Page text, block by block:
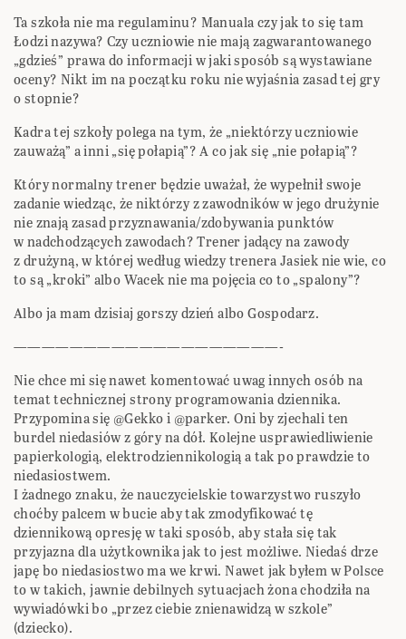
Ta szkoła nie ma regulaminu? Manuala czy jak to się tam
Łodzi nazywa? Czy uczniowie nie mają zagwarantowanego
„gdzieś” prawa do informacji w jaki sposób są wystawiane
oceny? Nikt im na początku roku nie wyjaśnia zasad tej gry
o stopnie?
Kadra tej szkoły polega na tym, że „niektórzy uczniowie
zauważą” a inni „się połapią”? A co jak się „nie połapią”?
Który normalny trener będzie uważał, że wypełnił swoje
zadanie wiedząc, że niktórzy z zawodników w jego drużynie
nie znają zasad przyznawania/zdobywania punktów
w nadchodzących zawodach? Trener jadący na zawody
z drużyną, w której według wiedzy trenera Jasiek nie wie, co
to są „kroki” albo Wacek nie ma pojęcia co to „spalony”?
Albo ja mam dzisiaj gorszy dzień albo Gospodarz.
———————————————————-
Nie chce mi się nawet komentować uwag innych osób na
temat technicznej strony programowania dziennika.
Przypomina się @Gekko i @parker. Oni by zjechali ten
burdel niedasiów z góry na dół. Kolejne usprawiedliwienie
papierkologią, elektrodziennikologią a tak po prawdzie to
niedasiostwem.
I żadnego znaku, że nauczycielskie towarzystwo ruszyło
choćby palcem w bucie aby tak zmodyfikować tę
dziennikową opresję w taki sposób, aby stała się tak
przyjazna dla użytkownika jak to jest możliwe. Niedaś drze
japę bo niedasiostwo ma we krwi. Nawet jak byłem w Polsce
to w takich, jawnie debilnych sytuacjach żona chodziła na
wywiadówki bo „przez ciebie znienawidzą w szkole”
(dziecko).